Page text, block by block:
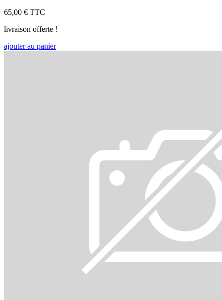
65,00 € TTC
livraison offerte !
ajouter au panier